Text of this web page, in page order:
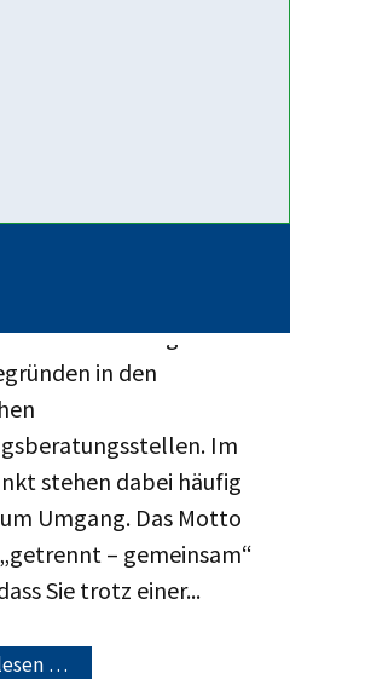
)Elternkommunikation:
zu den häufigsten
in den
Im
stehen dabei häufig
Umgang. Das Motto
– gemeinsam“
Sie trotz einer...
…